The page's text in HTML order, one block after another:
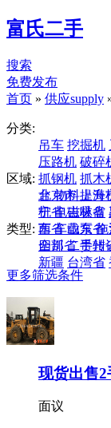
富氏二手
搜索
免费发布
首页 » 供应supply
分类:
吊车 挖掘机
压路机 破碎
抓钢机 抓木
台 物料提升
机 电磁吸盘
车 车载泵 拖
区域:
北京市 上海
宁省 吉林省
西省 山东省
四川省 贵州
新疆 台湾省
类型:
全部 二手转
更多筛选条件
现货出售
面议